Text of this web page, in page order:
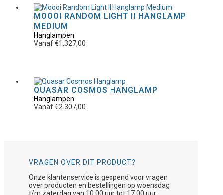
gekozen
worden
op
de
productpagina
Dit
product
heeft
meerdere
variaties.
gekozen
worden
op
de
productpagina
MOOOI RANDOM LIGHT II HANGLAMP
MEDIUM
Hanglampen
Vanaf€1.327,00
Dit
product
heeft
worden
de
productpagina
QUASAR COSMOS HANGLAMP
Hanglampen
Vanaf€2.307,00
VRAGEN OVER DIT PRODUCT?
Onze klantenservice is geopend voor vragen
over producten en bestellingen op woensdag
t/m zaterdag van 10.00 uur tot 17.00 uur.